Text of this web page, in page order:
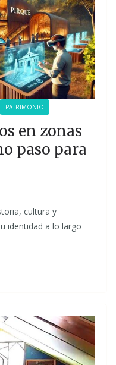
PATRIMONIO
en zonas
paso para
cultura y
identidad a lo largo